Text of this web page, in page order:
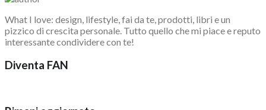
What I love: design, lifestyle, fai da te, prodotti, libri e un
pizzico di crescita personale. Tutto quello che mi piace e reputo
interessante condividere con te!
Diventa FAN